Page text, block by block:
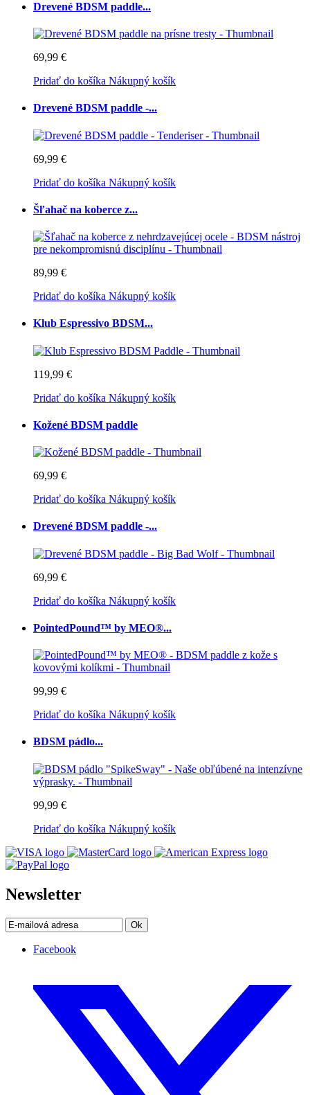
Drevené BDSM paddle...
69,99 €
Pridať do košíka Nákupný košík
Drevené BDSM paddle -...
69,99 €
Pridať do košíka Nákupný košík
Šľahač na koberce z...
89,99 €
Pridať do košíka Nákupný košík
Klub Espressivo BDSM...
119,99 €
Pridať do košíka Nákupný košík
Kožené BDSM paddle
69,99 €
Pridať do košíka Nákupný košík
Drevené BDSM paddle -...
69,99 €
Pridať do košíka Nákupný košík
PointedPound™ by MEO®...
99,99 €
Pridať do košíka Nákupný košík
BDSM pádlo...
99,99 €
Pridať do košíka Nákupný košík
Newsletter
Ok
Facebook